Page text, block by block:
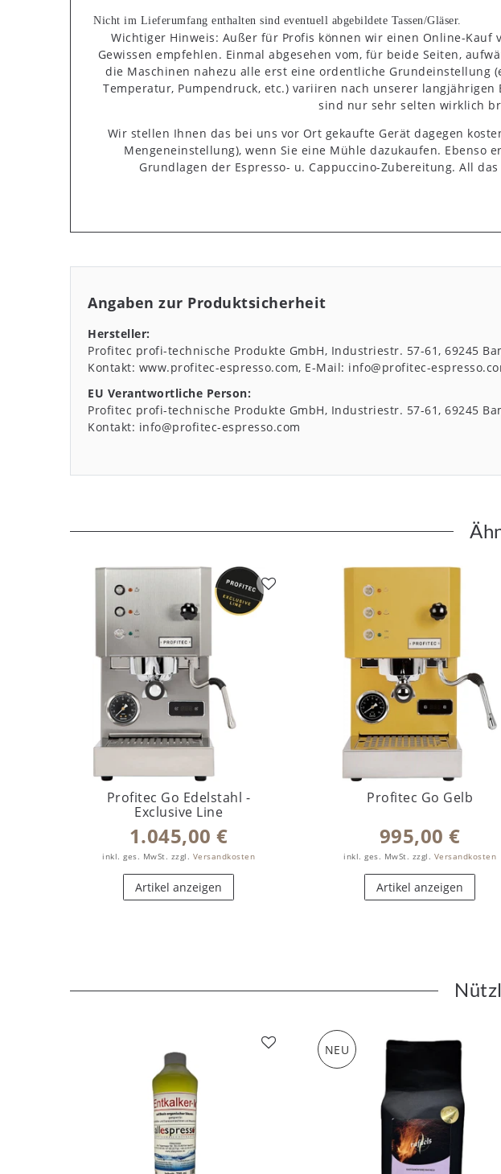
Nicht im Lieferumfang enthalten sind eventuell abgebildete Tassen/Gläser.
Wichtiger Hinweis: Außer für Profis können wir einen Online-
Gewissen empfehlen. Einmal abgesehen vom, für beide Seiten,
die Maschinen nahezu alle erst eine ordentliche Grundeinstellung
Temperatur, Pumpendruck, etc.) variiren nach unserer
sind nur sehr selten wirklich
Wir stellen Ihnen das bei uns vor Ort gekaufte Gerät dagegen
Mengeneinstellung), wenn Sie eine Mühle dazukaufen.
Grundlagen der Espresso- u. Cappuccino-Zubereitung. All
Angaben zur Produktsicherheit
Hersteller:
Profitec profi-technische Produkte GmbH Industriestr. 57-61 69245
Kontakt: www.profitec-espresso.com E-Mail: info@profitec-
EU Verantwortliche Person:
Profitec profi-technische Produkte GmbH Industriestr. 57-61 69245
Kontakt: info@profitec-espresso.com
Profitec Go Edelstahl -
Exclusive Line
1.045,00 €
inkl. ges. MwSt. zzgl. Versandkosten
Artikel anzeigen
Profitec Go Gelb
995,00 €
inkl. ges. MwSt. zzgl. Versandkosten
Artikel anzeigen
NEU